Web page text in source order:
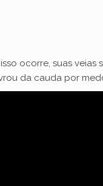
ocorre, suas
da cauda por